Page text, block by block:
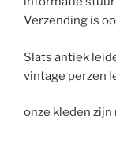
Verzending is
Slats antiek
vintage perzen
onze kleden zijn